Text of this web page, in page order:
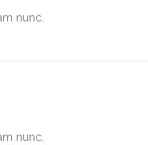
nunc.
nunc.